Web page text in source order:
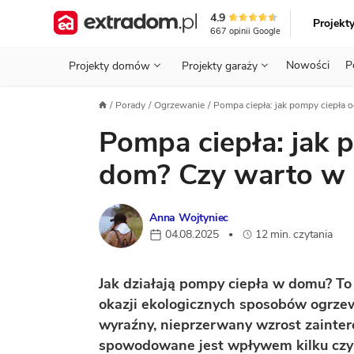
4.9
667 opinii Google
Projekty domów Projekty garaży Nowości
Projekty domów Projekty garaży
Parterowe Piętrowe do 70 m²
KONDYGNACJE
POWIERZCHNIA
GARAŻ
KONSTRUKCJA
ZABUDOWA
ENERGOOSZCZĘDNOŚĆ
DODATKOWE ELEMENTY
STANOWISKA
PRZED BUDOWĄ - ETAP 1
Działka
WYBIERAM PROJEKT - ETAP 2
BUDUJĘ DOM - ETAP 3
URZĄDZAM DOM - ETAP 4
PRZEPISY I FORMALNOŚCI
OZE
PLEBISCYT EXTRAPROJEKT
AKADEMIA EXTRADOM.PL
Porady Ogrzewanie Pompa ciepła: jak pompy ciepła
Pompa ciepła: jak
dom? Czy warto
Anna Wojtyniec
04.08.2025
• 12 min. czytania
Jak działają pompy ciepła w domu?
okazji ekologicznych sposobów
wyraźny, nieprzerwany wzrost
spowodowane jest wpływem kilku